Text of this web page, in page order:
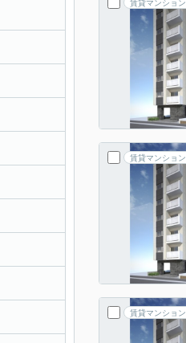
賃貸マンション
賃貸マンション
賃貸マンション